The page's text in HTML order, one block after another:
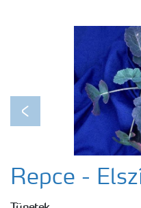
Egészséges növény -
Fenológiai ábrák
Previous
Repce -